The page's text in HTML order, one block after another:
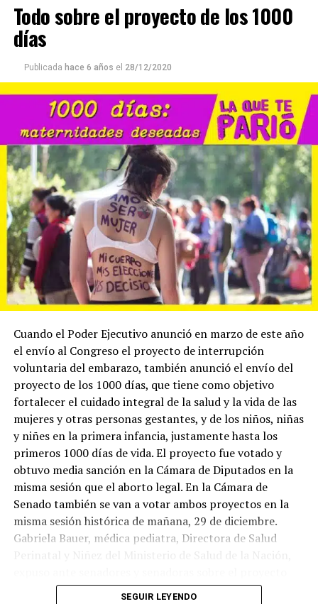
Todo sobre el proyecto de los 1000
días
Publicada hace 6 años el 28/12/2020
Cuando el Poder Ejecutivo anunció en marzo de este año
el envío al Congreso el proyecto de interrupción
voluntaria del embarazo, también anunció el envío del
proyecto de los 1000 días, que tiene como objetivo
fortalecer el cuidado integral de la salud y la vida de las
mujeres y otras personas gestantes, y de los niños, niñas
y niñes en la primera infancia, justamente hasta los
primeros 1000 días de vida. El proyecto fue votado y
obtuvo media sanción en la Cámara de Diputados en la
misma sesión que el aborto legal. En la Cámara de
Senado también se van a votar ambos proyectos en la
misma sesión histórica de mañana, 29 de diciembre.
Gabriela Bauer, médica pediatra, Directora de Salud
que en su artículo primero define su finalidad: “reducir
SEGUIR LEYENDO